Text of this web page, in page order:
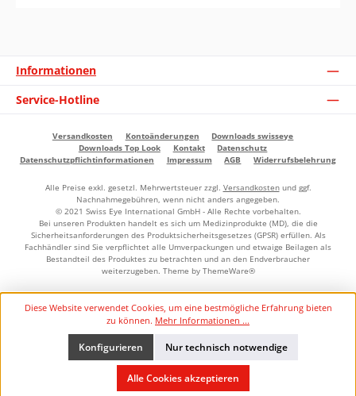
Informationen
Service-Hotline
Versandkosten Kontoänderungen
Downloads swisseye
Downloads Top Look
Kontakt
Datenschutz
Datenschutzpflichtinformationen
Impressum AGB Widerrufsbelehrung
Alle Preise exkl. gesetzl. Mehrwertsteuer zzgl. Versandkostenund ggf.
Nachnahmegebühren, wenn nicht anders angegeben.
© 2021 Swiss Eye International GmbH - Alle Rechte vorbehalten.
Bei unseren Produkten handelt es sich um Medizinprodukte (MD), die die
Sicherheitsanforderungen des Produktsicherheitsgesetzes (GPSR) erfüllen. Als
Fachhändler sind Sie verpflichtet alle Umverpackungen und etwaige Beilagen als
Bestandteil des Produktes zu betrachten und an den Endverbraucher
weiterzugeben. Theme by ThemeWare®
Diese Website verwendet Cookies, um eine bestmögliche Erfahrung bieten
zu können. Mehr Informationen ...
Nur technisch notwendige
Konfigurieren
Alle Cookies akzeptieren